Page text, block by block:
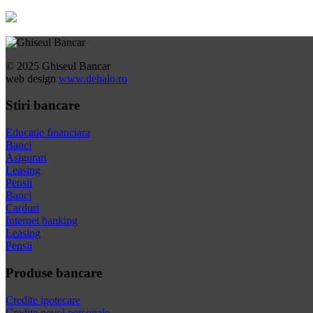
© 2025 Ghiseul Bancar
web design www.dehalo.ro
Stiri bancare
Educatie financiara
Banci
Asigurari
Leasing
Pensii
Banci
Carduri
Internet banking
Leasing
Pensii
Produse bancare
Credite ipotecare